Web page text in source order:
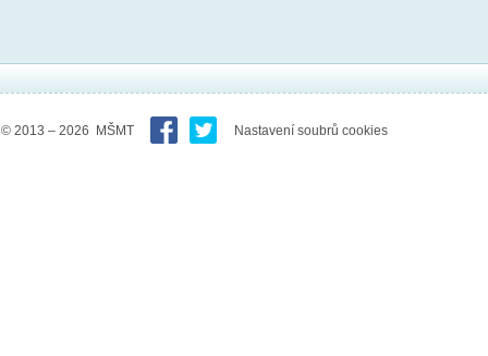
© 2013 – 2026 MŠMT Nastavení soubrů cookies